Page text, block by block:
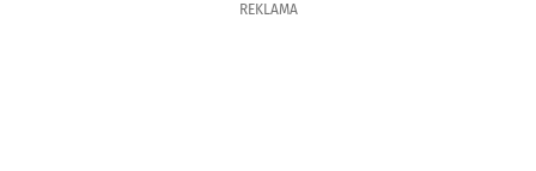
REKLAMA